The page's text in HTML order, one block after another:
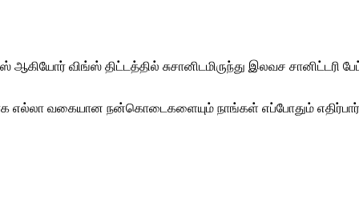
விங்ஸ் திட்டத்தில் சுசானிடமிருந்து இலவச சானிட்டரி
எல்லா வகையான நன்கொடைகளையும் நாங்கள் எப்போதும்